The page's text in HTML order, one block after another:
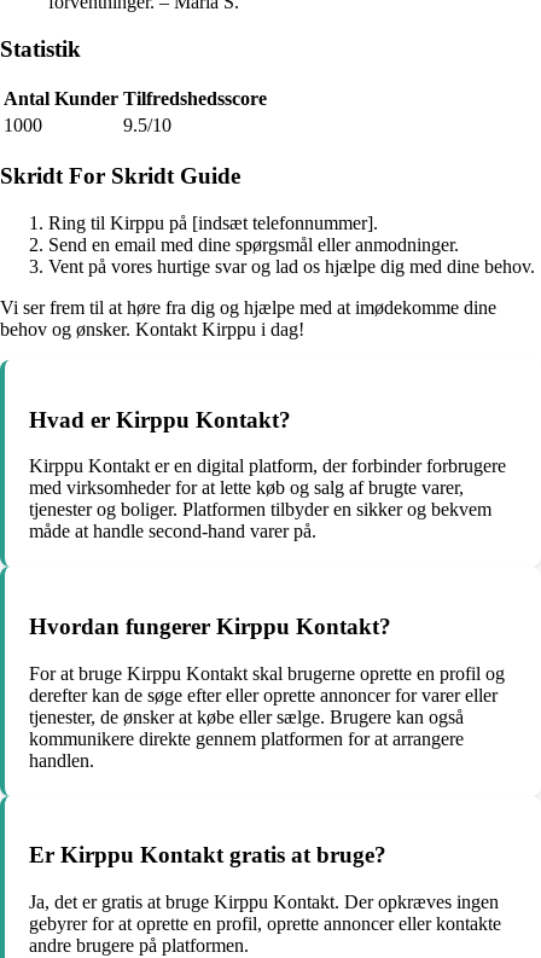
Statistik
Antal Kunder Tilfredshedsscore
1000
9.5/10
Skridt For Skridt Guide
Ring til Kirppu på [indsæt telefonnummer].
Send en email med dine spørgsmål eller anmodninger.
Vent på vores hurtige svar og lad os hjælpe dig med dine behov.
Vi ser frem til at høre fra dig og hjælpe med at imødekomme dine
behov og ønsker. Kontakt Kirppu i dag!
Hvad er Kirppu Kontakt?
Kirppu Kontakt er en digital platform, der forbinder forbrugere
med virksomheder for at lette køb og salg af brugte varer,
tjenester og boliger. Platformen tilbyder en sikker og bekvem
måde at handle second-hand varer på.
Hvordan fungerer Kirppu Kontakt?
For at bruge Kirppu Kontakt skal brugerne oprette en profil og
derefter kan de søge efter eller oprette annoncer for varer eller
tjenester, de ønsker at købe eller sælge. Brugere kan også
kommunikere direkte gennem platformen for at arrangere
handlen.
Er Kirppu Kontakt gratis at bruge?
Ja, det er gratis at bruge Kirppu Kontakt. Der opkræves ingen
gebyrer for at oprette en profil, oprette annoncer eller kontakte
andre brugere på platformen.